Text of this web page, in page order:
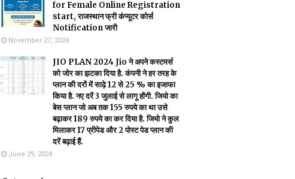
for Female Online Registration
start, राजस्थान फ्री कंप्यूटर कोर्स
Notification जारी
November 27, 2024
JIO PLAN 2024 Jio ने अपने कस्टमर्स
को जोर का झटका दिया है. कंपनी ने हर तरह के
प्लान की दरों में साढ़े 12 से 25 % का इजाफा
किया है. नए दरें 3 जुलाई से लागू होंगी. जियो का
बेस प्लान जो अब तक 155 रुपये का था उसे
बढ़ाकर 189 रुपये का कर दिया है. जियो ने कुल
मिलाकर 17 प्रीपेड और 2 पोस्ट पेड प्लान की
दरें बढ़ाई हैं.
June 29, 2024